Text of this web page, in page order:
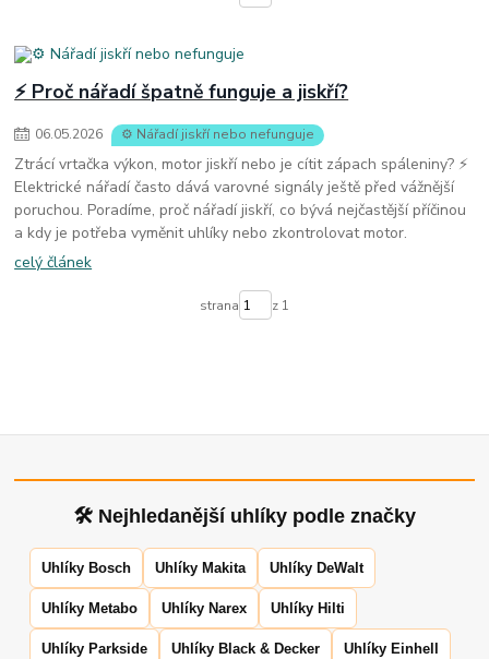
⚡ Proč nářadí špatně funguje a jiskří?
06.05.2026 ⚙️ Nářadí jiskří nebo nefunguje
Ztrácí vrtačka výkon, motor jiskří nebo je cítit zápach spáleniny? ⚡
Elektrické nářadí často dává varovné signály ještě před vážnější
poruchou. Poradíme, proč nářadí jiskří, co bývá nejčastější příčinou
a kdy je potřeba vyměnit uhlíky nebo zkontrolovat motor.
celý článek
strana z 1
🛠 Nejhledanější uhlíky podle značky
Uhlíky Bosch Uhlíky Makita Uhlíky DeWalt
Uhlíky Metabo Uhlíky Narex Uhlíky Hilti
Uhlíky Parkside Uhlíky Black & Decker Uhlíky Einhell